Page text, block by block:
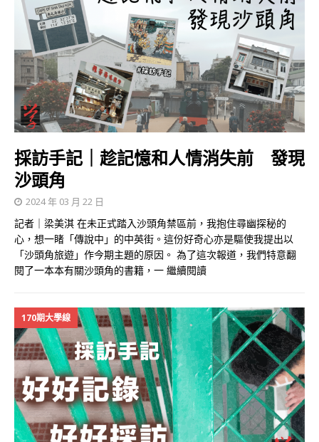
採訪手記｜趁記憶和人情消失前 發現
沙頭角
2024 年 03 月 22 日
記者｜梁美淇 在未正式踏入沙頭角禁區前，我抱住尋幽探秘的
心，想一睹「傳說中」的中英街。這份好奇心亦是驅使我提出以
「沙頭角旅遊」作今期主題的原因。 為了這次報道，我們特意翻
閱了一本本有關沙頭角的書籍，一 繼續閱讀
170期大學線